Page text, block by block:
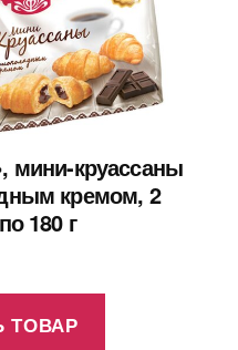
мини-круассаны
кремом, 2
180 г
ТОВАР